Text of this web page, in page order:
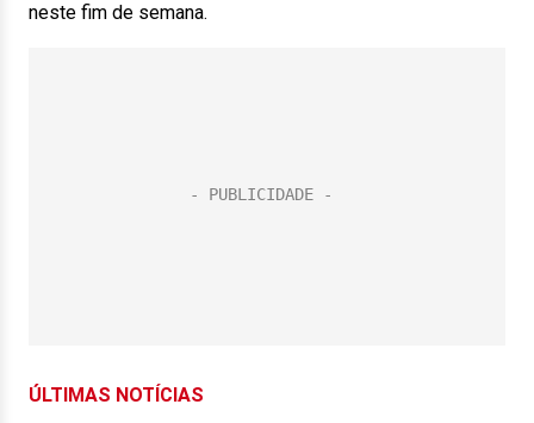
neste fim de semana.